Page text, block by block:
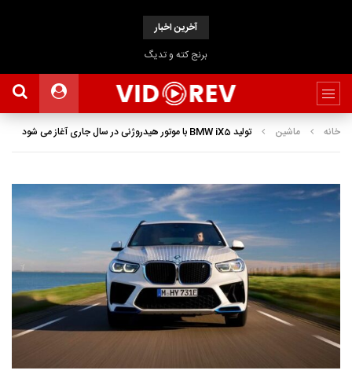
آخرین اخبار
برنج کته و تدیگ
خانه ماشین تولید BMW iX5 با موتور هیدروژنی در سال جاری آغاز می شود